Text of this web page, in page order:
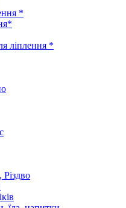
*
ліплення *